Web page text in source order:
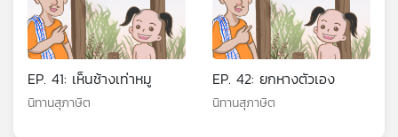
EP. 41: เห็นช้างเท่าหมู
นิทานสุภาษิต
EP. 42: ยกหางตัวเอง
นิทานสุภาษิต